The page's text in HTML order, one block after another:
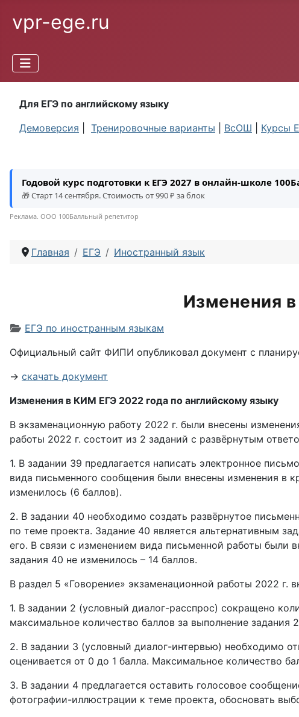
vpr-ege.ru
Для ЕГЭ по английскому языку
Демоверсия
Тренировочные варианты ВсОШ Курсы
Годовой курс подготовки к ЕГЭ 2027 в онлайн-школе
🎁 Старт 14 сентября. Стоимость от 990 ₽ за блок
Реклама. ООО 100Балльный репетитор
Главная ЕГЭ Иностранный язык
Изменения
Информация о материале
ЕГЭ по иностранным языкам
Официальный сайт ФИПИ опубликовал документ с
→ скачать документ
Изменения в КИМ ЕГЭ 2022 года по английскому языку
В экзаменационную работу 2022 г. были внесены
работы 2022 г. состоит из 2 заданий с развёрнутым
1. В задании 39 предлагается написать электронное
вида письменного сообщения были внесены изменения в
изменилось (6 баллов).
2. В задании 40 необходимо создать развёрнутое
по теме проекта. Задание 40 является альтернативным
его. В связи с изменением вида письменной работы были
задания 40 не изменилось – 14 баллов.
В раздел 5 «Говорение» экзаменационной работы 2022 г.
1. В задании 2 (условный диалог-расспрос) сокращено
максимальное количество баллов за выполнение задания
2. В задании 3 (условный диалог-интервью) необходимо
оценивается от 0 до 1 балла. Максимальное количество
3. В задании 4 предлагается оставить голосовое
фотографии-иллюстрации к теме проекта, обосновать